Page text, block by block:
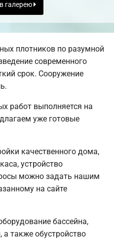
галерею
плотников по разумной
современного
срок. Сооружение
работ выполняется на
уже готовые
качественного дома,
устройство
можно задать нашим
на сайте
бассейна,
а также обустройство